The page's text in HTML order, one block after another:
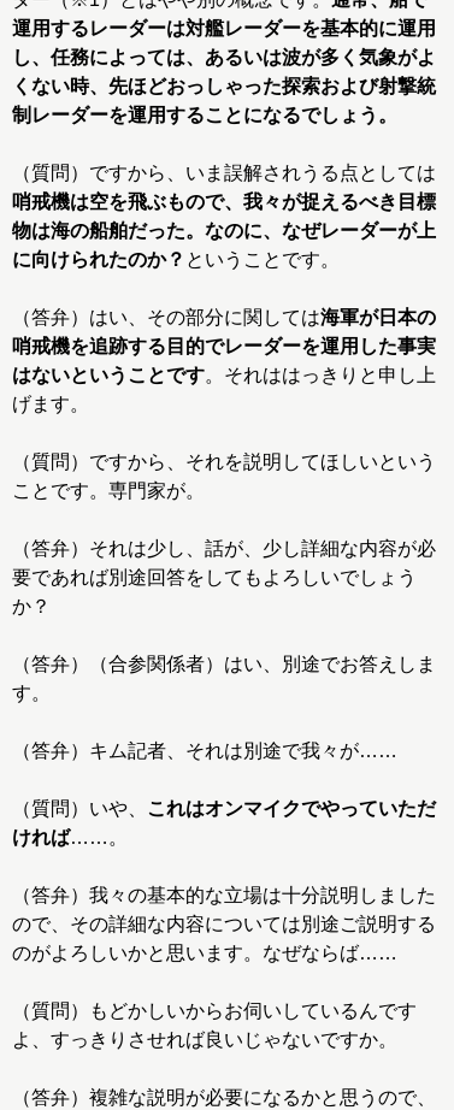
運用するレーダーは対艦レーダーを基本的に運用
し、任務によっては、あるいは波が多く気象がよ
くない時、先ほどおっしゃった探索および射撃統
制レーダーを運用することになるでしょう。
（質問）ですから、いま誤解されうる点としては
哨戒機は空を飛ぶもので、我々が捉えるべき目標
物は海の船舶だった。なのに、なぜレーダーが上
に向けられたのか？ ということです。
（答弁）はい、その部分に関しては海軍が日本の
哨戒機を追跡する目的でレーダーを運用した事実
はないということです。それははっきりと申し上
げます。
（質問）ですから、それを説明してほしいという
ことです。専門家が。
（答弁）それは少し、話が、少し詳細な内容が必
要であれば別途回答をしてもよろしいでしょう
か？
（答弁）（合参関係者）はい、別途でお答えしま
す。
（答弁）キム記者、それは別途で我々が……
（質問）いや、 これはオンマイクでやっていただ
ければ……。
（答弁）我々の基本的な立場は十分説明しました
ので、その詳細な内容については別途ご説明する
のがよろしいかと思います。なぜならば……
（質問）もどかしいからお伺いしているんです
よ、すっきりさせれば良いじゃないですか。
（答弁）複雑な説明が必要になるかと思うので、